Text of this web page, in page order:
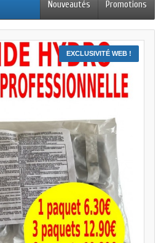
Promotions
Nouveautés
EXCLUSIVITÉ WEB !